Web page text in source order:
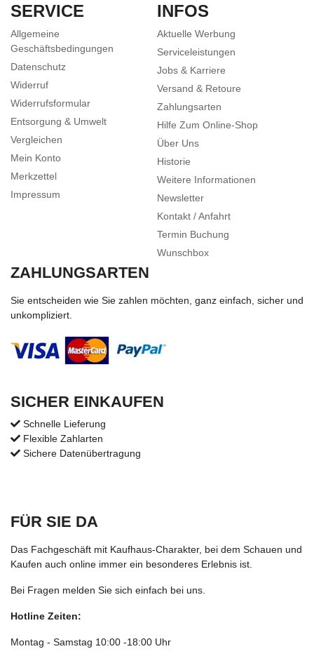
SERVICE
Allgemeine
Geschäftsbedingungen
Datenschutz
Widerruf
Widerrufsformular
Entsorgung & Umwelt
Vergleichen
Mein Konto
Merkzettel
Impressum
INFOS
Aktuelle Werbung
Serviceleistungen
Jobs & Karriere
Versand & Retoure
Zahlungsarten
Hilfe Zum Online-Shop
Über Uns
Historie
Weitere Informationen
Newsletter
Kontakt / Anfahrt
Termin Buchung
Wunschbox
ZAHLUNGSARTEN
Sie entscheiden wie Sie zahlen möchten, ganz einfach, sicher und
unkompliziert.
SICHER EINKAUFEN
Schnelle Lieferung
Flexible Zahlarten
Sichere Datenübertragung
FÜR SIE DA
Das Fachgeschäft mit Kaufhaus-Charakter, bei dem Schauen und
Kaufen auch online immer ein besonderes Erlebnis ist.
Bei Fragen melden Sie sich einfach bei uns.
Hotline Zeiten:
Montag - Samstag 10:00 -18:00 Uhr